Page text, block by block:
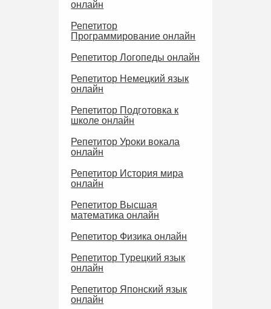
онлайн
Репетитор
Программирование онлайн
Репетитор Логопеды онлайн
Репетитор Немецкий язык
онлайн
Репетитор Подготовка к
школе онлайн
Репетитор Уроки вокала
онлайн
Репетитор История мира
онлайн
Репетитор Высшая
математика онлайн
Репетитор Физика онлайн
Репетитор Турецкий язык
онлайн
Репетитор Японский язык
онлайн